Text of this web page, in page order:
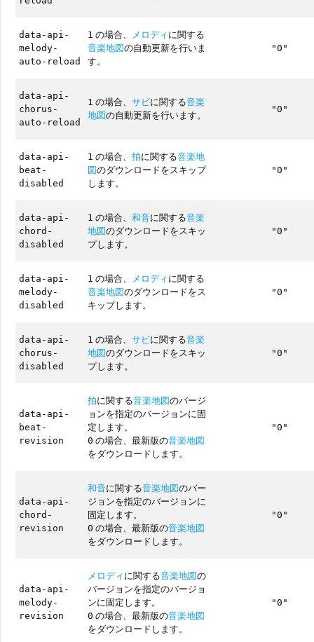
data-api-
melody-
auto-reload
1 の場合、 メロディに関する
音楽地図の自動更新を行いま
す。
"0"
data-api-
chorus-
auto-reload
1 の場合、サビに関する音楽
地図の自動更新を行います。
"0"
data-api-
beat-
disabled
1 の場合、拍に関する音楽地
図のダウンロードをスキップ
します。
"0"
data-api-
chord-
disabled
1 の場合、和音に関する音楽
地図のダウンロードをスキッ
プします。
"0"
data-api-
melody-
disabled
1 の場合、 メロディに関する
音楽地図のダウンロードをス
キップします。
"0"
data-api-
chorus-
disabled
1 の場合、サビに関する音楽
地図のダウンロードをスキッ
プします。
"0"
data-api-
beat-
revision
拍に関する音楽地図のバージ
ョンを指定のバージョンに固
定します。
0 の場合、最新版の音楽地図
をダウンロードします。
"0"
data-api-
chord-
revision
和音に関する音楽地図のバー
ジョンを指定のバージョンに
固定します。
0 の場合、最新版の音楽地図
をダウンロードします。
"0"
data-api-
melody-
revision
メロディに関する音楽地図の
バージョンを指定のバージョ
ンに固定します。
0 の場合、最新版の音楽地図
をダウンロードします。
"0"